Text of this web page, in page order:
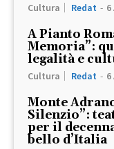
Cultura Redat -
A Pianto
Memoria”:
legalità e
Cultura Redat -
Monte
Silenzio”:
per il
bello d’Italia